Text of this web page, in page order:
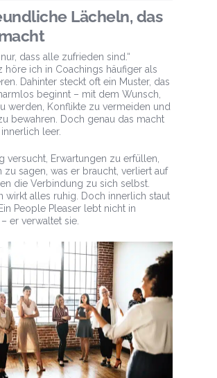
Lächeln, das
dass alle zufrieden sind.“
höre ich in Coachings häufiger als
Dahinter steckt oft ein Muster, das
beginnt – mit dem Wunsch,
werden, Konflikte zu vermeiden und
bewahren. Doch genau das macht
leer.
versucht, Erwartungen zu erfüllen,
zu sagen, was er braucht, verliert auf
die Verbindung zu sich selbst.
wirkt alles ruhig. Doch innerlich staut
People Pleaser lebt nicht in
er verwaltet sie.